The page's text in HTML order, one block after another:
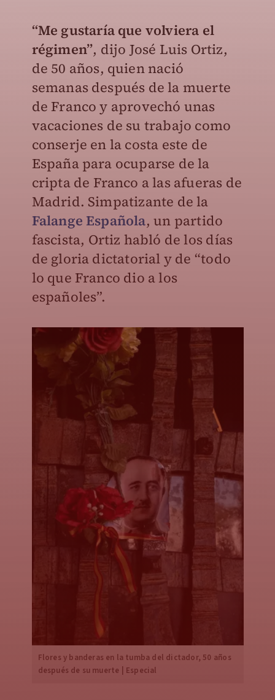
“Me gustaría que volviera el
régimen”, dijo José Luis Ortiz,
de 50 años, quien nació
semanas después de la muerte
de Franco y aprovechó unas
vacaciones de su trabajo como
conserje en la costa este de
España para ocuparse de la
cripta de Franco a las afueras de
Madrid. Simpatizante de la
Falange Española, un partido
fascista, Ortiz habló de los días
de gloria dictatorial y de “todo
lo que Franco dio a los
españoles”.
Flores y banderas en la tumba del dictador, 50 años
después de su muerte | Especial